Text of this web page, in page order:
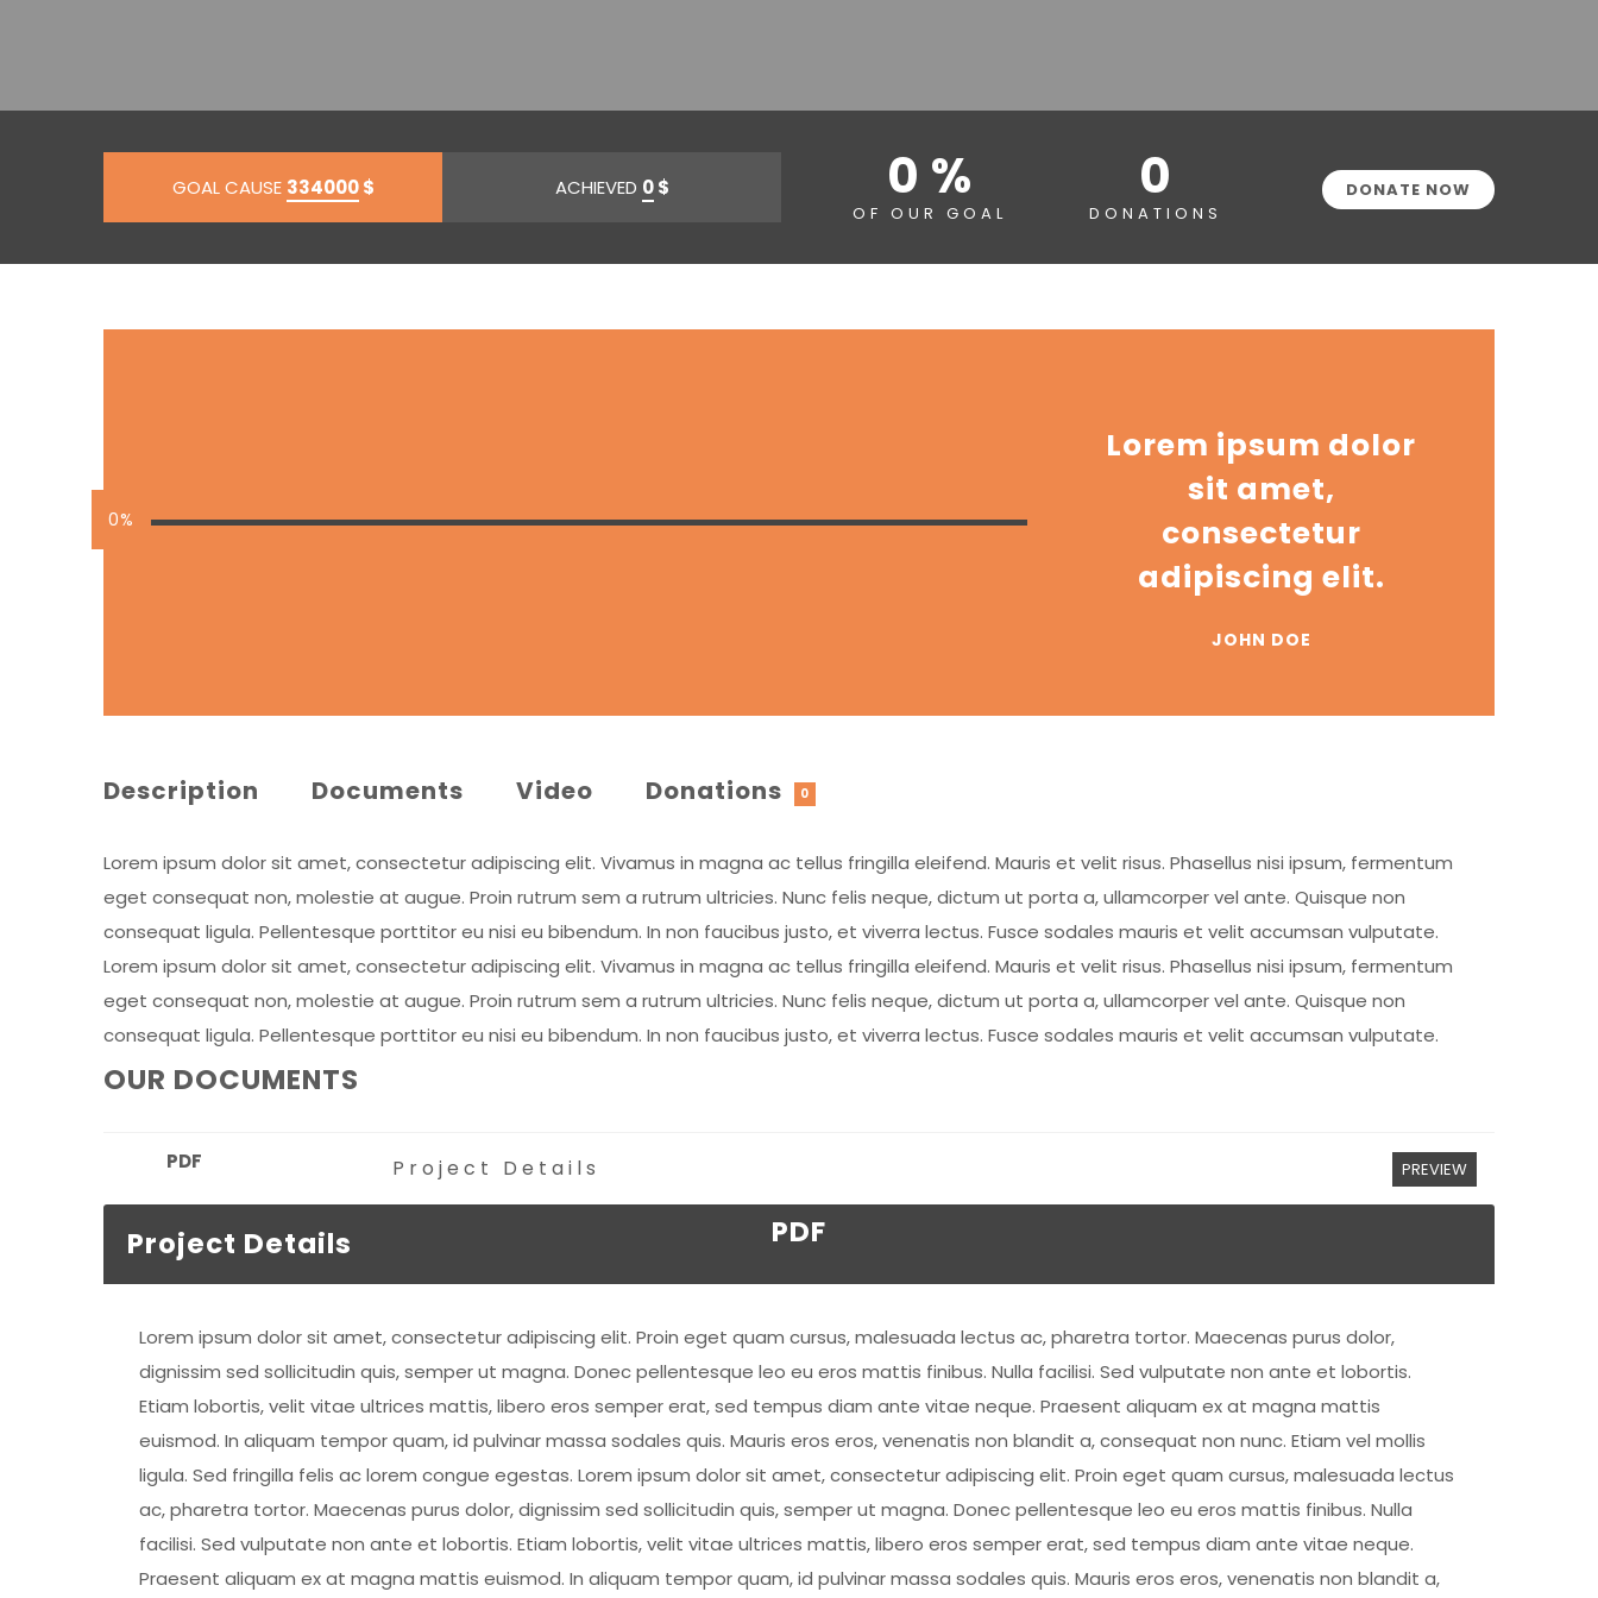
GOAL CAUSE 334000$ ACHIEVED 0$ 0 %
OF OUR GOAL
0
DONATIONS
DONATE NOW
0%
Lorem ipsum dolor
sit amet,
consectetur
adipiscing elit.
JOHN DOE
Description Documents Video Donations 0
Lorem ipsum dolor sit amet, consectetur adipiscing elit. Vivamus in magna ac tellus fringilla eleifend. Mauris et velit risus. Phasellus nisi ipsum, fermentum
eget consequat non, molestie at augue. Proin rutrum sem a rutrum ultricies. Nunc felis neque, dictum ut porta a, ullamcorper vel ante. Quisque non
consequat ligula. Pellentesque porttitor eu nisi eu bibendum. In non faucibus justo, et viverra lectus. Fusce sodales mauris et velit accumsan vulputate.
Lorem ipsum dolor sit amet, consectetur adipiscing elit. Vivamus in magna ac tellus fringilla eleifend. Mauris et velit risus. Phasellus nisi ipsum, fermentum
eget consequat non, molestie at augue. Proin rutrum sem a rutrum ultricies. Nunc felis neque, dictum ut porta a, ullamcorper vel ante. Quisque non
consequat ligula. Pellentesque porttitor eu nisi eu bibendum. In non faucibus justo, et viverra lectus. Fusce sodales mauris et velit accumsan vulputate.
OUR DOCUMENTS
PDF Project Details PREVIEW
Project Details PDF
Lorem ipsum dolor sit amet, consectetur adipiscing elit. Proin eget quam cursus, malesuada lectus ac, pharetra tortor. Maecenas purus dolor,
dignissim sed sollicitudin quis, semper ut magna. Donec pellentesque leo eu eros mattis finibus. Nulla facilisi. Sed vulputate non ante et lobortis.
Etiam lobortis, velit vitae ultrices mattis, libero eros semper erat, sed tempus diam ante vitae neque. Praesent aliquam ex at magna mattis
euismod. In aliquam tempor quam, id pulvinar massa sodales quis. Mauris eros eros, venenatis non blandit a, consequat non nunc. Etiam vel mollis
ligula. Sed fringilla felis ac lorem congue egestas. Lorem ipsum dolor sit amet, consectetur adipiscing elit. Proin eget quam cursus, malesuada lectus
ac, pharetra tortor. Maecenas purus dolor, dignissim sed sollicitudin quis, semper ut magna. Donec pellentesque leo eu eros mattis finibus. Nulla
facilisi. Sed vulputate non ante et lobortis. Etiam lobortis, velit vitae ultrices mattis, libero eros semper erat, sed tempus diam ante vitae neque.
Praesent aliquam ex at magna mattis euismod. In aliquam tempor quam, id pulvinar massa sodales quis. Mauris eros eros, venenatis non blandit a,